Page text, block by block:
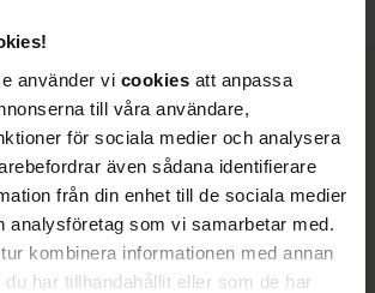
använder vi cookies att anpassa
till våra användare,
för sociala medier och analysera
även sådana identifierare
från din enhet till de sociala medier
analysföretag som vi samarbetar med.
kombinera informationen med annan
har tillhandahållit eller som de har
en undersökning?
är viktigt för att dina tänder
till oss och upplev en